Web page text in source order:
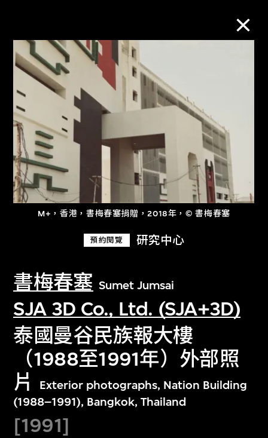
M+，香港，書梅春塞捐贈，2018年，© 書梅春塞
預約閱覽 研究中心
書梅春塞 Sumet Jumsai
SJA 3D Co., Ltd. (SJA+3D)
泰國曼谷民族報大樓
（1988至1991年）外部照
片
Exterior photographs, Nation Building
(1988–1991), Bangkok, Thailand
[1991]
M+藏品
進一步篩選
關於M+藏品
文化藏品。